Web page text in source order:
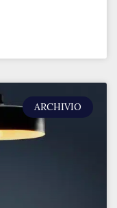
ARCHIVIO